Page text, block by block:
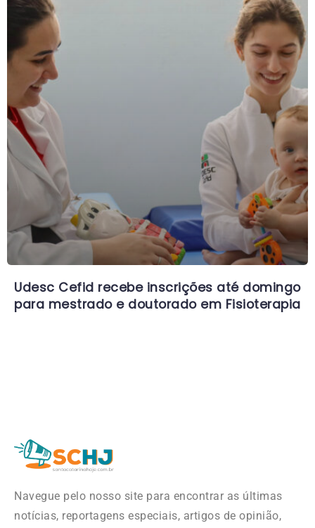
Udesc Cefid recebe inscrições até domingo
para mestrado e doutorado em Fisioterapia
Navegue pelo nosso site para encontrar as últimas
notícias, reportagens especiais, artigos de opinião,